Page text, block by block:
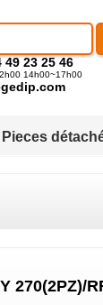
49 23 25 46
14h00~17h00
270(2PZ)/